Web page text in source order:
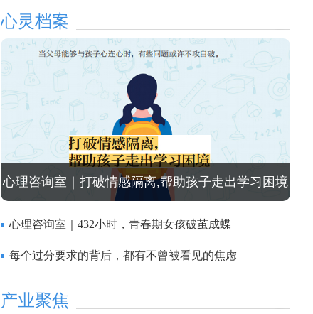
心灵档案
心理咨询室｜打破情感隔离,帮助孩子走出学习困境
心理咨询室｜432小时，青春期女孩破茧成蝶
每个过分要求的背后，都有不曾被看见的焦虑
产业聚焦